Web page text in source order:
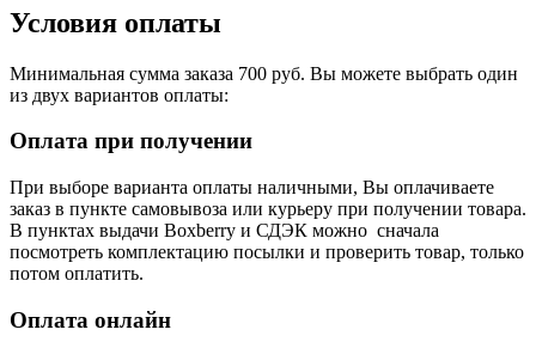
Условия оплаты
Минимальная сумма заказа 700 руб. Вы можете выбрать один
из двух вариантов оплаты:
Оплата при получении
При выборе варианта оплаты наличными, Вы оплачиваете
заказ в пункте самовывоза или курьеру при получении товара.
В пунктах выдачи Boxberry и СДЭК можно сначала
посмотреть комплектацию посылки и проверить товар, только
потом оплатить.
Оплата онлайн